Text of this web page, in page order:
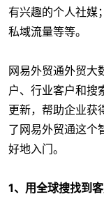
有兴趣的个人社媒
私域流量等等。
网易外贸通外贸大
户、行业客户和搜
更新，帮助企业获
了网易外贸通这个
好地入门。
1、用全球搜找到